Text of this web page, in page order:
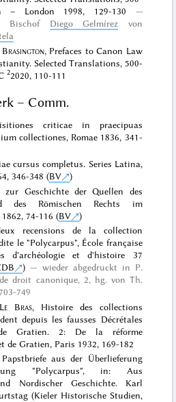
– London 1998, 129-130
Bischof Diego Gelmírez von
Brasington, Prefaces to Canon Law
Selected Translations, 500-
22020, 110-111
– Comm.
criticae in praecipuas
collectiones, Romae 1836, 341-
cursus completus. Series Latina,
346-348 (BV
)
zur Geschichte der Quellen des
des Römischen Rechts im
74-116 (BV
)
recensions de la collection
le "Polycarpus", École française
d'archéologie et d'histoire 37
) wieder abgedruckt in P.
droit canonique, 2, hg. von Th.
749
Le Bras, Histoire des collections
depuis les fausses Décrétales
Gratien. 2: De la réforme
de Gratien, Paris 1932, 169-182
aus der Überlieferung
"Polycarpus", in: Aus
Nordischer Geschichte. Karl
(Kieler Historische Studien,